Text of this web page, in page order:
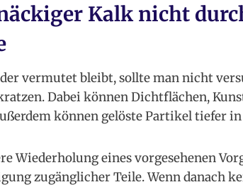
Kalk nicht
vermutet bleibt, sollte man nicht
Dabei können Dichtflächen,
können gelöste Partikel tiefer in
Wiederholung eines vorgesehenen
zugänglicher Teile. Wenn danach